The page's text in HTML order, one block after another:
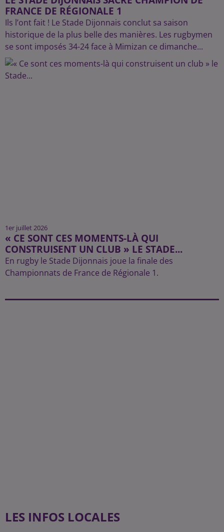
FRANCE DE RÉGIONALE 1
Ils l’ont fait ! Le Stade Dijonnais conclut sa saison
historique de la plus belle des manières. Les rugbymen
se sont imposés 34-24 face à Mimizan ce dimanche...
1er juillet 2026
« CE SONT CES MOMENTS-LÀ QUI
CONSTRUISENT UN CLUB » LE STADE...
En rugby le Stade Dijonnais joue la finale des
Championnats de France de Régionale 1.
LES INFOS LOCALES